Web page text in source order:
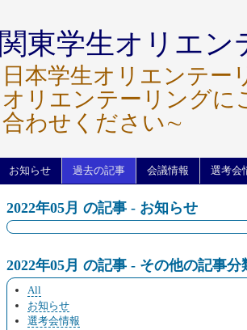
関東学生オリエン
日本学生オリエンテ
オリエンテーリングに
合わせください∼
お知らせ 過去の記事 会議情報 選考会
2022年05月 の記事 - お知らせ
2022年05月 の記事 - その他の記事分
All
お知らせ
選考会情報